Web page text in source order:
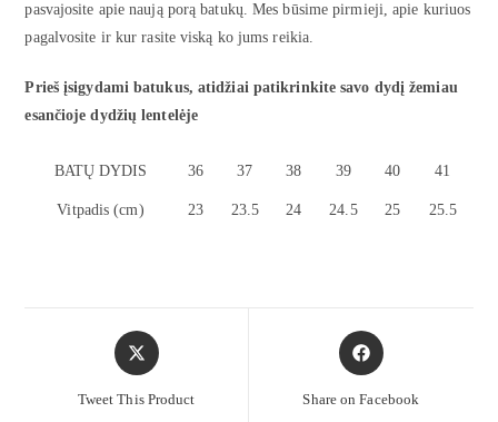
pasvajosite apie naują porą batukų. Mes būsime pirmieji, apie kuriuos
pagalvosite ir kur rasite viską ko jums reikia.
Prieš įsigydami batukus, atidžiai patikrinkite savo dydį žemiau
esančioje dydžių lentelėje
BATŲ DYDIS 36 37 38 39 40 41
Vitpadis (cm) 23 23.5 24 24.5 25 25.5
Tweet This Product Share on Facebook